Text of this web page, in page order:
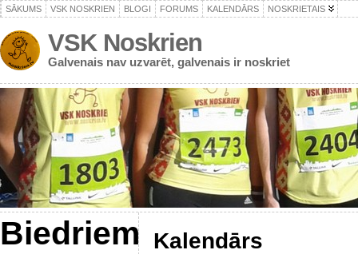
SĀKUMS VSK NOSKRIEN BLOGI FORUMS KALENDĀRS NOSKRIETAIS
VSK Noskrien
Galvenais nav uzvarēt, galvenais ir noskriet
Biedriem Kalendārs